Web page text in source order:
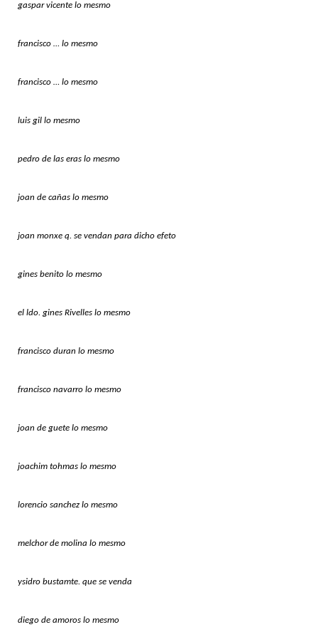
gaspar vicente lo mesmo
francisco … lo mesmo
francisco … lo mesmo
luis gil lo mesmo
pedro de las eras lo mesmo
joan de cañas lo mesmo
joan monxe q. se vendan para dicho efeto
gines benito lo mesmo
el ldo. gines Rivelles lo mesmo
francisco duran lo mesmo
francisco navarro lo mesmo
joan de guete lo mesmo
joachim tohmas lo mesmo
lorencio sanchez lo mesmo
melchor de molina lo mesmo
ysidro bustamte. que se venda
diego de amoros lo mesmo